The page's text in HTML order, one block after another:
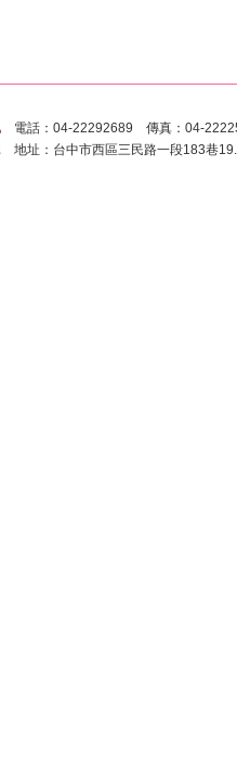
電話：04-22292689 傳真：04-
地址：台中市西區三民路一段183巷